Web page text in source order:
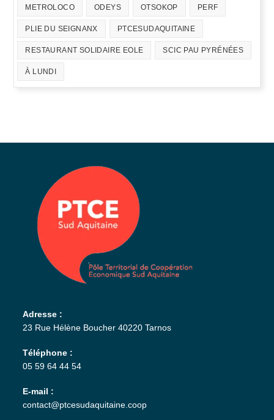
METROLOCO ODEYS OTSOKOP PERF
PLIE DU SEIGNANX PTCESUDAQUITAINE
RESTAURANT SOLIDAIRE EOLE SCIC PAU PYRÉNÉES
À LUNDI
Adresse :
23 Rue Hélène Boucher 40220 Tarnos
Téléphone :
05 59 64 44 54
E-mail :
contact@ptcesudaquitaine.coop